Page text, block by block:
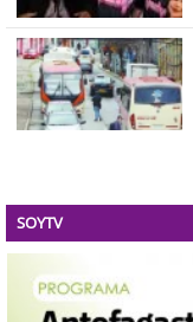
SOYTV